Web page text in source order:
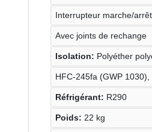
Interrupteur marche/
Avec joints de rechange
Isolation: Polyéther
HFC-245fa (GWP
Réfrigérant: R290
Poids: 22 kg